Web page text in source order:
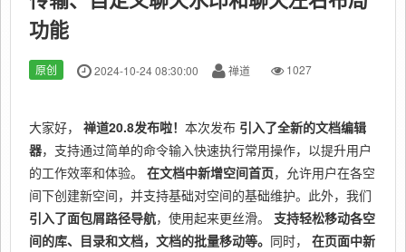
功能
原创 2024-10-24 08:30:00 禅道 1027
大家好， 禅道20.8发布啦！ 本次发布 引入了全新的文档编辑
器，支持通过简单的命令输入快速执行常用操作，以提升用户
的工作效率和体验。 在文档中新增空间首页，允许用户在各空
间下创建新空间，并支持基础对空间的基础维护。此外，我们
引入了面包屑路径导航，使用起来更丝滑。 支持轻松移动各空
间的库、目录和文档，文档的批量移动等。 同时， 在页面中新